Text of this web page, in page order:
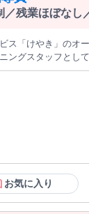
／残業ほぼな
」のオープニングス
ングスタッフとし
い環境 ◎昇給あ
だきます。 具体
ちの方 ・教員免
える方 【勤務時間】 9:00
金制度ありと、
お気に入り